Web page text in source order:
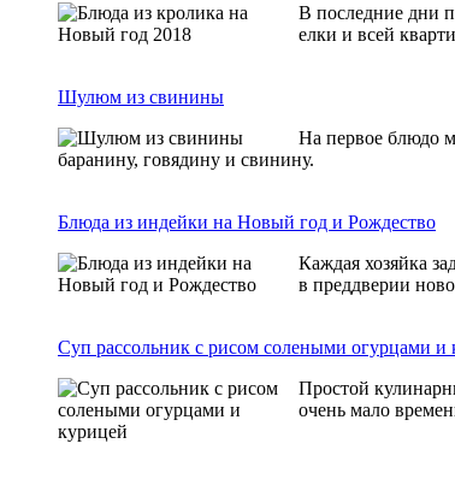
В последние дни
елки и всей
Шулюм из свинины
На первое блюдо
баранину, говядину и свинину.
Блюда из индейки на Новый год и Рождество
Каждая хозяйка
в преддверии
Суп рассольник с рисом солеными огурцами и
Простой
очень мало